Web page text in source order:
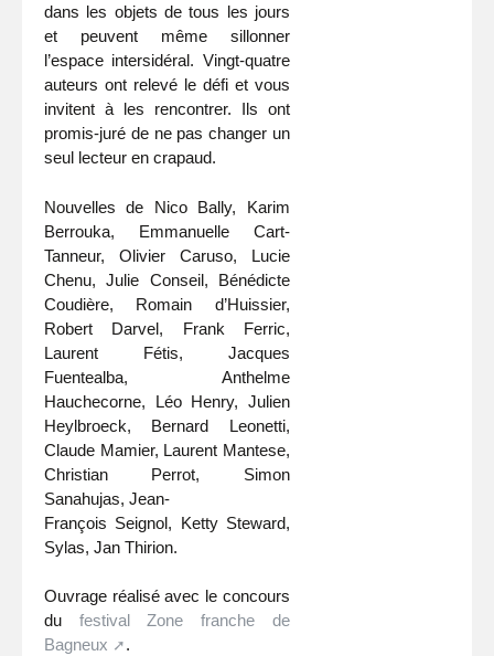
dans les objets de tous les jours
et peuvent même sillonner
l’espace intersidéral. Vingt-quatre
auteurs ont relevé le défi et vous
invitent à les rencontrer. Ils ont
promis-juré de ne pas changer un
seul lecteur en crapaud.
Nouvelles de Nico Bally, Karim
Berrouka, Emmanuelle Cart-
Tanneur, Olivier Caruso, Lucie
Chenu, Julie Conseil, Bénédicte
Coudière, Romain d’Huissier,
Robert Darvel, Frank Ferric,
Laurent Fétis, Jacques
Fuentealba, Anthelme
Hauchecorne, Léo Henry, Julien
Heylbroeck, Bernard Leonetti,
Claude Mamier, Laurent Mantese,
Christian Perrot, Simon
Sanahujas, Jean-
François Seignol, Ketty Steward,
Sylas, Jan Thirion.
Ouvrage réalisé avec le concours
du festival Zone franche de
Bagneux
.